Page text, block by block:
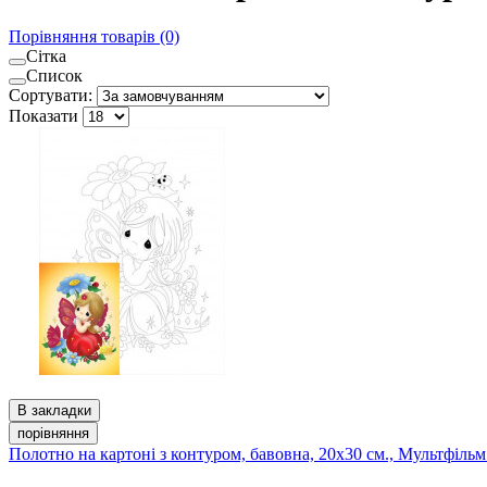
Порівняння товарів (0)
Сітка
Список
Сортувати:
Показати
В закладки
порівняння
Полотно на картоні з контуром, бавовна, 20x30 см.,